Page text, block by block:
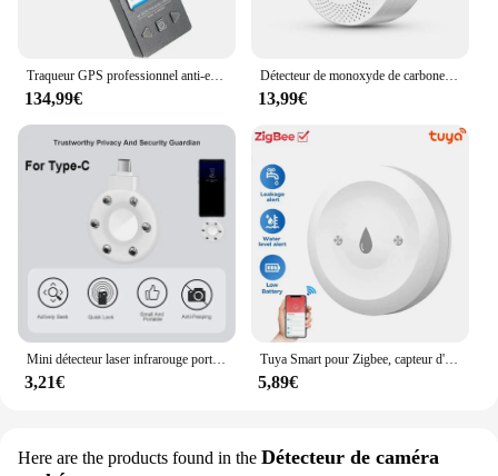
Traqueur GPS professionnel anti-espion, caméra cachée, mini caméra espion, 101Wiretap, signal sonore, détecteur de revieespion
134,99€
Détecteur de monoxyde de carbone intelligent Tuya, alarme Wi-Fi, son d'iode 85dB, affichage numérique LCD, moniteur de CO en temps réel pour la maison et l'intérieur, empoisonnement
13,99€
Mini détecteur laser infrarouge portable sans fil, micro caméra, EAU, anti-espion, dispositif anti-candidat pour les voyages
3,21€
Tuya Smart pour Zigbee, capteur d'eau, détecteur de fuite d'eau d'inondation, application de surveillance à distance, prise en charge de l'assistant domestique Zigbee2mqtt
5,89€
Here are the products found in the Détecteur de caméra